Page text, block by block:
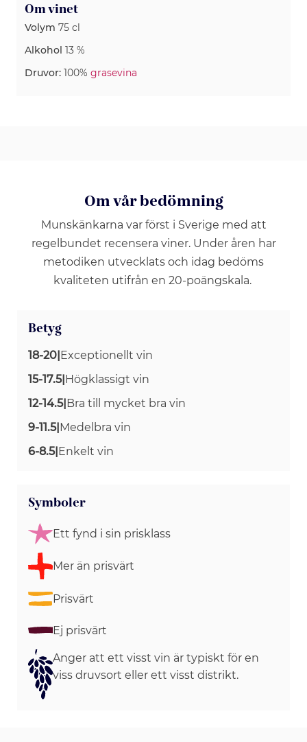
Om vinet
Volym 75 cl
Alkohol 13 %
Druvor: 100% grasevina
Om vår bedömning
Munskänkarna var först i Sverige med att
regelbundet recensera viner. Under åren har
metodiken utvecklats och idag bedöms
kvaliteten utifrån en 20-poängskala.
Betyg
18-20 Exceptionellt vin
15-17.5| Högklassigt vin
12-14.5| Bra till mycket bra vin
9-11.5| Medelbra vin
6-8.5| Enkelt vin
Symboler
Ett fynd i sin prisklass
Mer än prisvärt
Prisvärt
Ej prisvärt
Anger att ett visst vin är typiskt för en
viss druvsort eller ett visst distrikt.